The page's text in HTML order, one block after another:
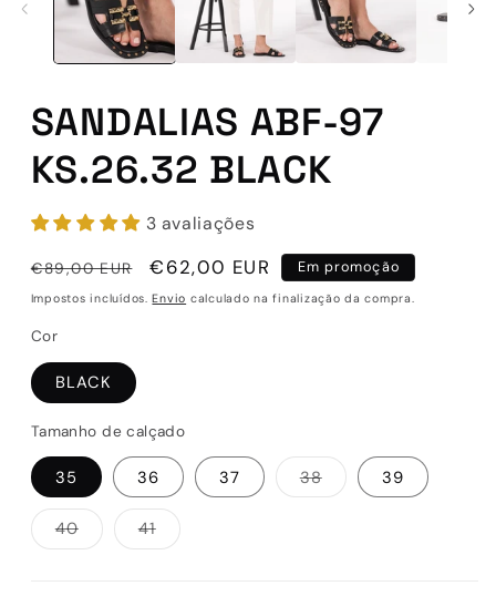
modal
SANDALIAS ABF-97
KS.26.32 BLACK
3 avaliações
Preço
normal
€89,00 EUR
Preço
de
€62,00 EUR Em promoção
Impostos incluídos.Envio calculado na finalização da compra.
Cor
BLACK
Tamanho de calçado
35 36 37 38Variante
esgotada
39
40Variante
esgotada
41Variante
esgotada